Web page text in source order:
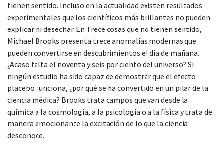
tienen sentido. Incluso en la actualidad existen resultados
experimentales que los científicos más brillantes no pueden
explicar ni desechar. En Trece cosas que no tienen sentido,
Michael Brooks presenta trece anomalías modernas que
pueden convertirse en descubrimientos el día de mañana.
¿Acaso falta el noventa y seis por ciento del universo? Si
ningún estudio ha sido capaz de demostrar que el efecto
placebo funciona, ¿por qué se ha convertido en un pilar de la
ciencia médica? Brooks trata campos que van desde la
química a la cosmología, a la psicología o a la física y trata de
manera emocionante la excitación de lo que la ciencia
desconoce.